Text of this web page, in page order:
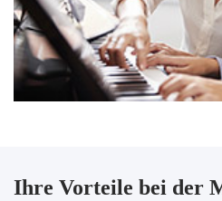
Ihre Vorteile bei der